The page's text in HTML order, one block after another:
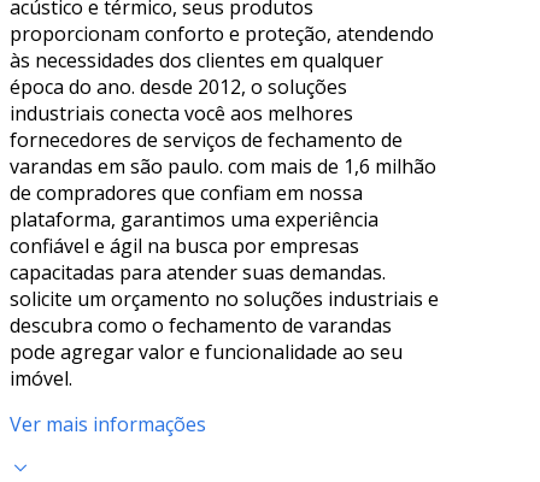
acústico e térmico, seus produtos
proporcionam conforto e proteção, atendendo
às necessidades dos clientes em qualquer
época do ano. desde 2012, o soluções
industriais conecta você aos melhores
fornecedores de serviços de fechamento de
varandas em são paulo. com mais de 1,6 milhão
de compradores que confiam em nossa
plataforma, garantimos uma experiência
confiável e ágil na busca por empresas
capacitadas para atender suas demandas.
solicite um orçamento no soluções industriais e
descubra como o fechamento de varandas
pode agregar valor e funcionalidade ao seu
imóvel.
Ver mais informações